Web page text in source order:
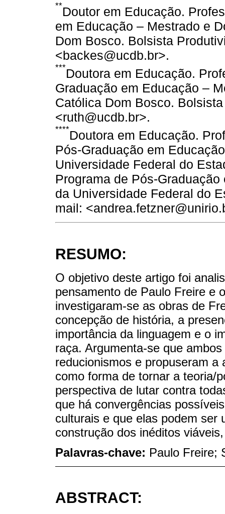
**Doutor em Educação.
em Educação – Mestrado e
Dom Bosco. Bolsista
<backes@ucdb.br>.
***Doutora em Educação.
Graduação em Educação –
Católica Dom Bosco.
<ruth@ucdb.br>.
****Doutora em Educação.
Pós-Graduação em
Universidade Federal do
Programa de Pós-
da Universidade Federal do
mail:
RESUMO:
O objetivo deste artigo foi
pensamento de Paulo Freire e
investigaram-se as obras de
concepção de história, a
importância da linguagem e o
raça. Argumenta-se que
reducionismos e propuseram
como forma de tornar a teoria/
perspectiva de lutar contra
que há convergências
culturais e que elas podem ser
construção dos inéditos
Palavras-chave: Paulo Freire;
ABSTRACT: